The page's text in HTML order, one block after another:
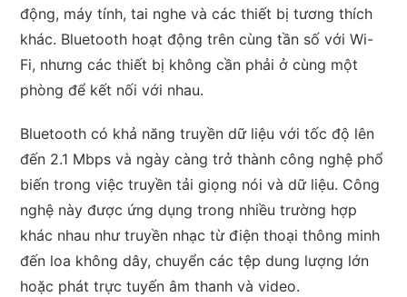
động, máy tính, tai nghe và các thiết bị tương thích
khác. Bluetooth hoạt động trên cùng tần số với Wi-
Fi, nhưng các thiết bị không cần phải ở cùng một
phòng để kết nối với nhau.
Bluetooth có khả năng truyền dữ liệu với tốc độ lên
đến 2.1 Mbps và ngày càng trở thành công nghệ phổ
biến trong việc truyền tải giọng nói và dữ liệu. Công
nghệ này được ứng dụng trong nhiều trường hợp
khác nhau như truyền nhạc từ điện thoại thông minh
đến loa không dây, chuyển các tệp dung lượng lớn
hoặc phát trực tuyến âm thanh và video.